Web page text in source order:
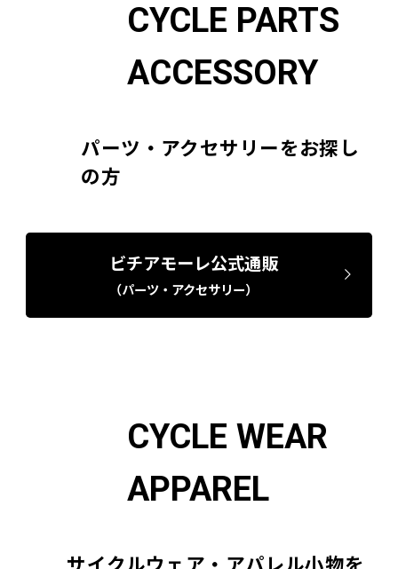
CYCLE PARTS
ACCESSORY
パーツ・アクセサリーをお探し
の方
ビチアモーレ公式通販
（パーツ・アクセサリー）
CYCLE WEAR
APPAREL
サイクルウェア・アパレル小物を